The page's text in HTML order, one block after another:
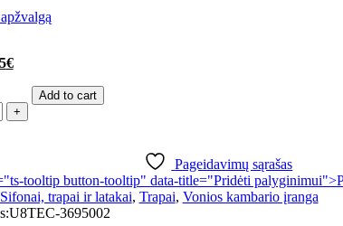
€
Add to cart
Pageidavimų sąrašas
tooltip button-tooltip" data-title="Pridėti
Sifonai, trapai ir latakai, Trapai, Vonios kambario įranga
U8TEC-3695002